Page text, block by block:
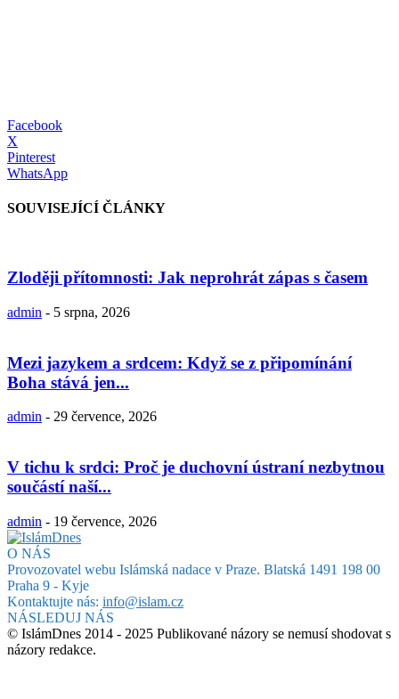
Facebook
X
Pinterest
WhatsApp
SOUVISEJÍCÍ ČLÁNKY
Zloději přítomnosti: Jak neprohrát zápas s časem
admin - 5 srpna, 2026
Mezi jazykem a srdcem: Když se z připomínání
Boha stává jen...
admin - 29 července, 2026
V tichu k srdci: Proč je duchovní ústraní nezbytnou
součástí naší...
admin - 19 července, 2026
O NÁS
Provozovatel webu Islámská nadace v Praze. Blatská 1491 198 00
Praha 9 - Kyje
Kontaktujte nás: info@islam.cz
NÁSLEDUJ NÁS
© IslámDnes 2014 - 2025 Publikované názory se nemusí shodovat s
názory redakce.